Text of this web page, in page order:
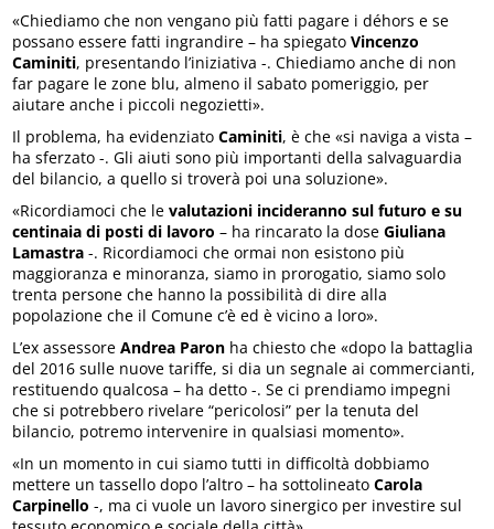
«Chiediamo che non vengano più fatti pagare i déhors e se
possano essere fatti ingrandire – ha spiegatoVincenzo
Caminiti, presentando l’iniziativa -. Chiediamo anche di non
far pagare le zone blu, almeno il sabato pomeriggio, per
aiutare anche i piccoli negozietti».
Il problema, ha evidenziatoCaminiti, è che «si naviga a vista –
ha sferzato -. Gli aiuti sono più importanti della salvaguardia
del bilancio, a quello si troverà poi una soluzione».
«Ricordiamoci che levalutazioni incideranno sul futuro e su
centinaia di posti di lavoro – ha rincarato la doseGiuliana
Lamastra -. Ricordiamoci che ormai non esistono più
maggioranza e minoranza, siamo in prorogatio, siamo solo
trenta persone che hanno la possibilità di dire alla
popolazione che il Comune c’è ed è vicino a loro».
L’ex assessoreAndrea Paron ha chiesto che «dopo la battaglia
del 2016 sulle nuove tariffe, si dia un segnale ai commercianti,
restituendo qualcosa – ha detto -. Se ci prendiamo impegni
che si potrebbero rivelare “pericolosi” per la tenuta del
bilancio, potremo intervenire in qualsiasi momento».
«In un momento in cui siamo tutti in difficoltà dobbiamo
mettere un tassello dopo l’altro – ha sottolineatoCarola
Carpinello -, ma ci vuole un lavoro sinergico per investire sul